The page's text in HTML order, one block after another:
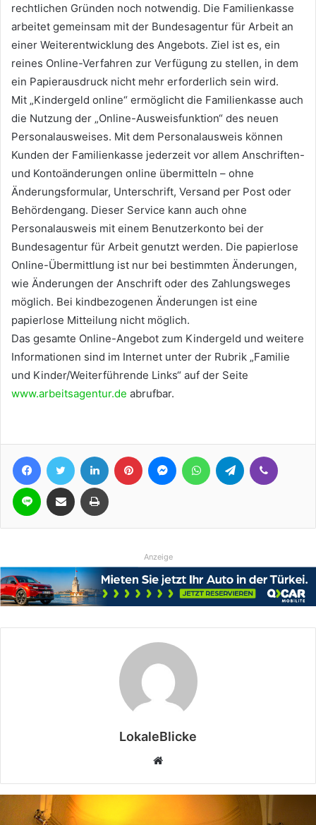
rechtlichen Gründen noch notwendig. Die Familienkasse
arbeitet gemeinsam mit der Bundesagentur für Arbeit an
einer Weiterentwicklung des Angebots. Ziel ist es, ein
reines Online-Verfahren zur Verfügung zu stellen, in dem
ein Papierausdruck nicht mehr erforderlich sein wird.
Mit „Kindergeld online“ ermöglicht die Familienkasse auch
die Nutzung der „Online-Ausweisfunktion“ des neuen
Personalausweises. Mit dem Personalausweis können
Kunden der Familienkasse jederzeit vor allem Anschriften-
und Kontoänderungen online übermitteln – ohne
Änderungsformular, Unterschrift, Versand per Post oder
Behördengang. Dieser Service kann auch ohne
Personalausweis mit einem Benutzerkonto bei der
Bundesagentur für Arbeit genutzt werden. Die papierlose
Online-Übermittlung ist nur bei bestimmten Änderungen,
wie Änderungen der Anschrift oder des Zahlungsweges
möglich. Bei kindbezogenen Änderungen ist eine
papierlose Mitteilung nicht möglich.
Das gesamte Online-Angebot zum Kindergeld und weitere
Informationen sind im Internet unter der Rubrik „Familie
und Kinder/Weiterführende Links“ auf der Seite
www.arbeitsagentur.de abrufbar.
FacebookTwitter LinkedIn Pinterest MessengerWhatsAppTelegram
Line Teile per E-Mail Drucken
Anzeige
LokaleBlicke
Webseite